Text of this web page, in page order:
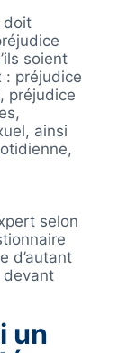
doit
soient
: préjudice
préjudice
ainsi
selon
d’autant
devant
un